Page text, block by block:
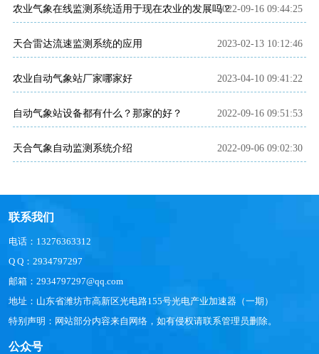
农业气象在线监测系统适用于现在农业的发展吗？2022-09-16 09:44:25
天合雷达流速监测系统的应用 2023-02-13 10:12:46
农业自动气象站厂家哪家好 2023-04-10 09:41:22
自动气象站设备都有什么？那家的好？ 2022-09-16 09:51:53
天合气象自动监测系统介绍 2022-09-06 09:02:30
联系我们
电话：13276363312
Q Q：2934797297
邮箱：2934797297@qq.com
地址：山东省潍坊市高新区光电路155号光电产业加速器（一期）
特别声明：网站部分内容来自网络，如有侵权请联系管理员删除。
公众号